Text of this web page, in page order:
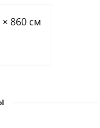
× 860 см